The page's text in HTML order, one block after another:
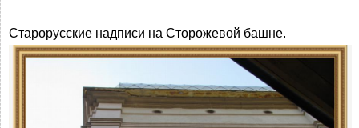
Старорусские надписи на Сторожевой башне.